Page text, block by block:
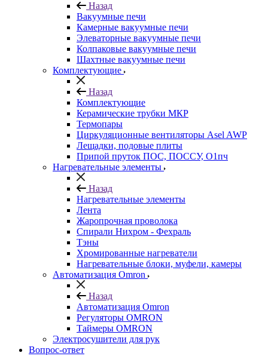
Назад
Вакуумные печи
Камерные вакуумные печи
Элеваторные вакуумные печи
Колпаковые вакуумные печи
Шахтные вакуумные печи
Комплектующие
Назад
Комплектующие
Керамические трубки МКР
Термопары
Циркуляционные вентиляторы Asel AWP
Лещадки, подовые плиты
Припой пруток ПОС, ПОССУ, О1пч
Нагревательные элементы
Назад
Нагревательные элементы
Лента
Жаропрочная проволока
Спирали Нихром - Фехраль
Тэны
Хромированные нагреватели
Нагревательные блоки, муфели, камеры
Автоматизация Omron
Назад
Автоматизация Omron
Регуляторы OMRON
Таймеры OMRON
Электросушители для рук
Вопрос-ответ